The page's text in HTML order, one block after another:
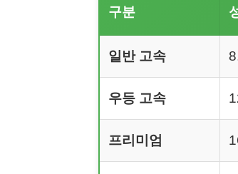
구분
일반 고속
우등 고속
프리미엄